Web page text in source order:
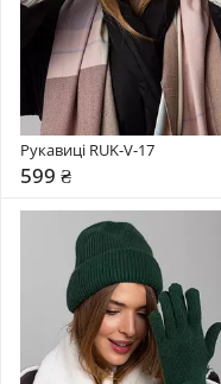
Рукавиці RUK-V-17
599 ₴